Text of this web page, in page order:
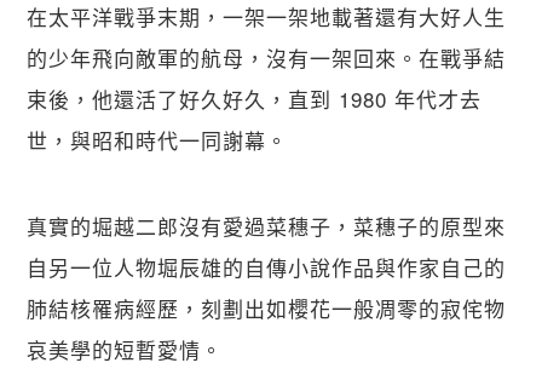
在太平洋戰爭末期，一架一架地載著還有大好人生
的少年飛向敵軍的航母，沒有一架回來。在戰爭結
束後，他還活了好久好久，直到 1980 年代才去
世，與昭和時代一同謝幕。
真實的堀越二郎沒有愛過菜穗子，菜穗子的原型來
自另一位人物堀辰雄的自傳小說作品與作家自己的
肺結核罹病經歷，刻劃出如櫻花一般凋零的寂侘物
哀美學的短暫愛情。